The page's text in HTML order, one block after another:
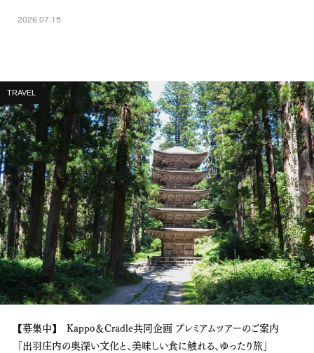
2026.07.15
TRAVEL
【募集中】 Kappo＆Cradle共同企画 プレミアムツアーのご案内
「出羽庄内の奥深い文化と、美味しい食に触れる、ゆったり旅」